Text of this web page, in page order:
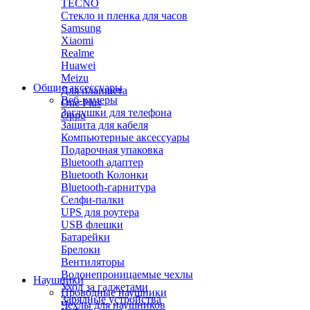
TECNO
Стекло и пленка для часов
Samsung
Xiaomi
Realme
Huawei
Meizu
Для планшета
One Plus
Oppo
Общие аксессуары
Веб-камеры
Заглушки для телефона
Защита для кабеля
Компьютерные аксессуары
Подарочная упаковка
Bluetooth адаптер
Bluetooth Колонки
Bluetooth-гарнитура
Селфи-палки
UPS для роутера
USB флешки
Батарейки
Брелоки
Вентиляторы
Водонепроницаемые чехлы
Уход за гаджетами
Зарядные устройства
Наушники
Проводные наушники
Чехлы для наушников